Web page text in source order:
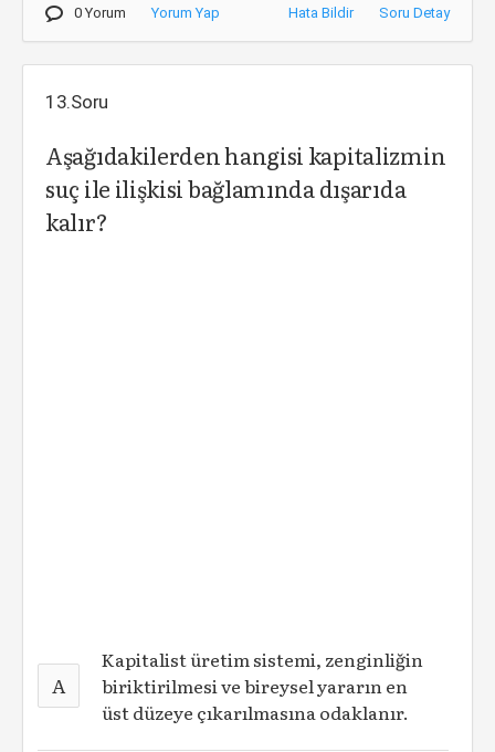
0 Yorum Yorum Yap Hata Bildir Soru Detay
13.Soru
Aşağıdakilerden hangisi kapitalizmin
suç ile ilişkisi bağlamında dışarıda
kalır?
A
Kapitalist üretim sistemi, zenginliğin
biriktirilmesi ve bireysel yararın en
üst düzeye çıkarılmasına odaklanır.